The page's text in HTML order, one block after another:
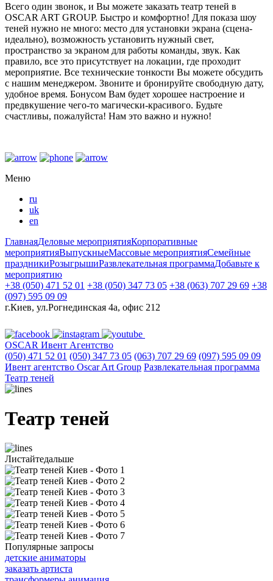
Всего один звонок, и Вы можете заказать театр теней в
OSCAR ART GROUP. Быстро и комфортно! Для показа шоу
теней нужно не много: место для установки экрана (сцена-
идеально), возможность установить нужный свет,
пространство за экраном для работы команды, звук. Как
правило, все это присутствует на локации, где проходит
мероприятие. Все технические тонкости Вы можете обсудить
с нашим менеджером. Звоните и бронируйте свободную дату,
удобное время. Бонусом Вам будет хорошее настроение и
предвкушение чего-то магически-красивого. Будьте
счастливы, пожалуйста! Нам это важно и нужно!
Меню
ru
uk
en
ГлавнаяДеловые мероприятияКорпоративные
мероприятияВыпускныеМассовые мероприятияСемейные
праздникиРозыгрышиРазвлекательная программаДобавьте к
мероприятию
+38 (050) 471 52 01 +38 (050) 347 73 05 +38 (063) 707 29 69 +38
(097) 595 09 09
г.Киев, ул.Рогнединская 4а, офис 212
OSCAR Ивент Агентство
(050) 471 52 01 (050) 347 73 05 (063) 707 29 69 (097) 595 09 09
Ивент агентство Оscar Art Group Развлекательная программа
Театр теней
Театр теней
Листайтедальше
Популярные запросы
детские аниматоры
заказать артиста